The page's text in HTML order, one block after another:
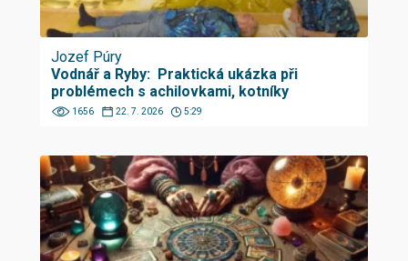
Jozef Púry
Vodnář a Ryby: Praktická ukázka při
problémech s achilovkami, kotníky
1656 22. 7. 2026 5:29